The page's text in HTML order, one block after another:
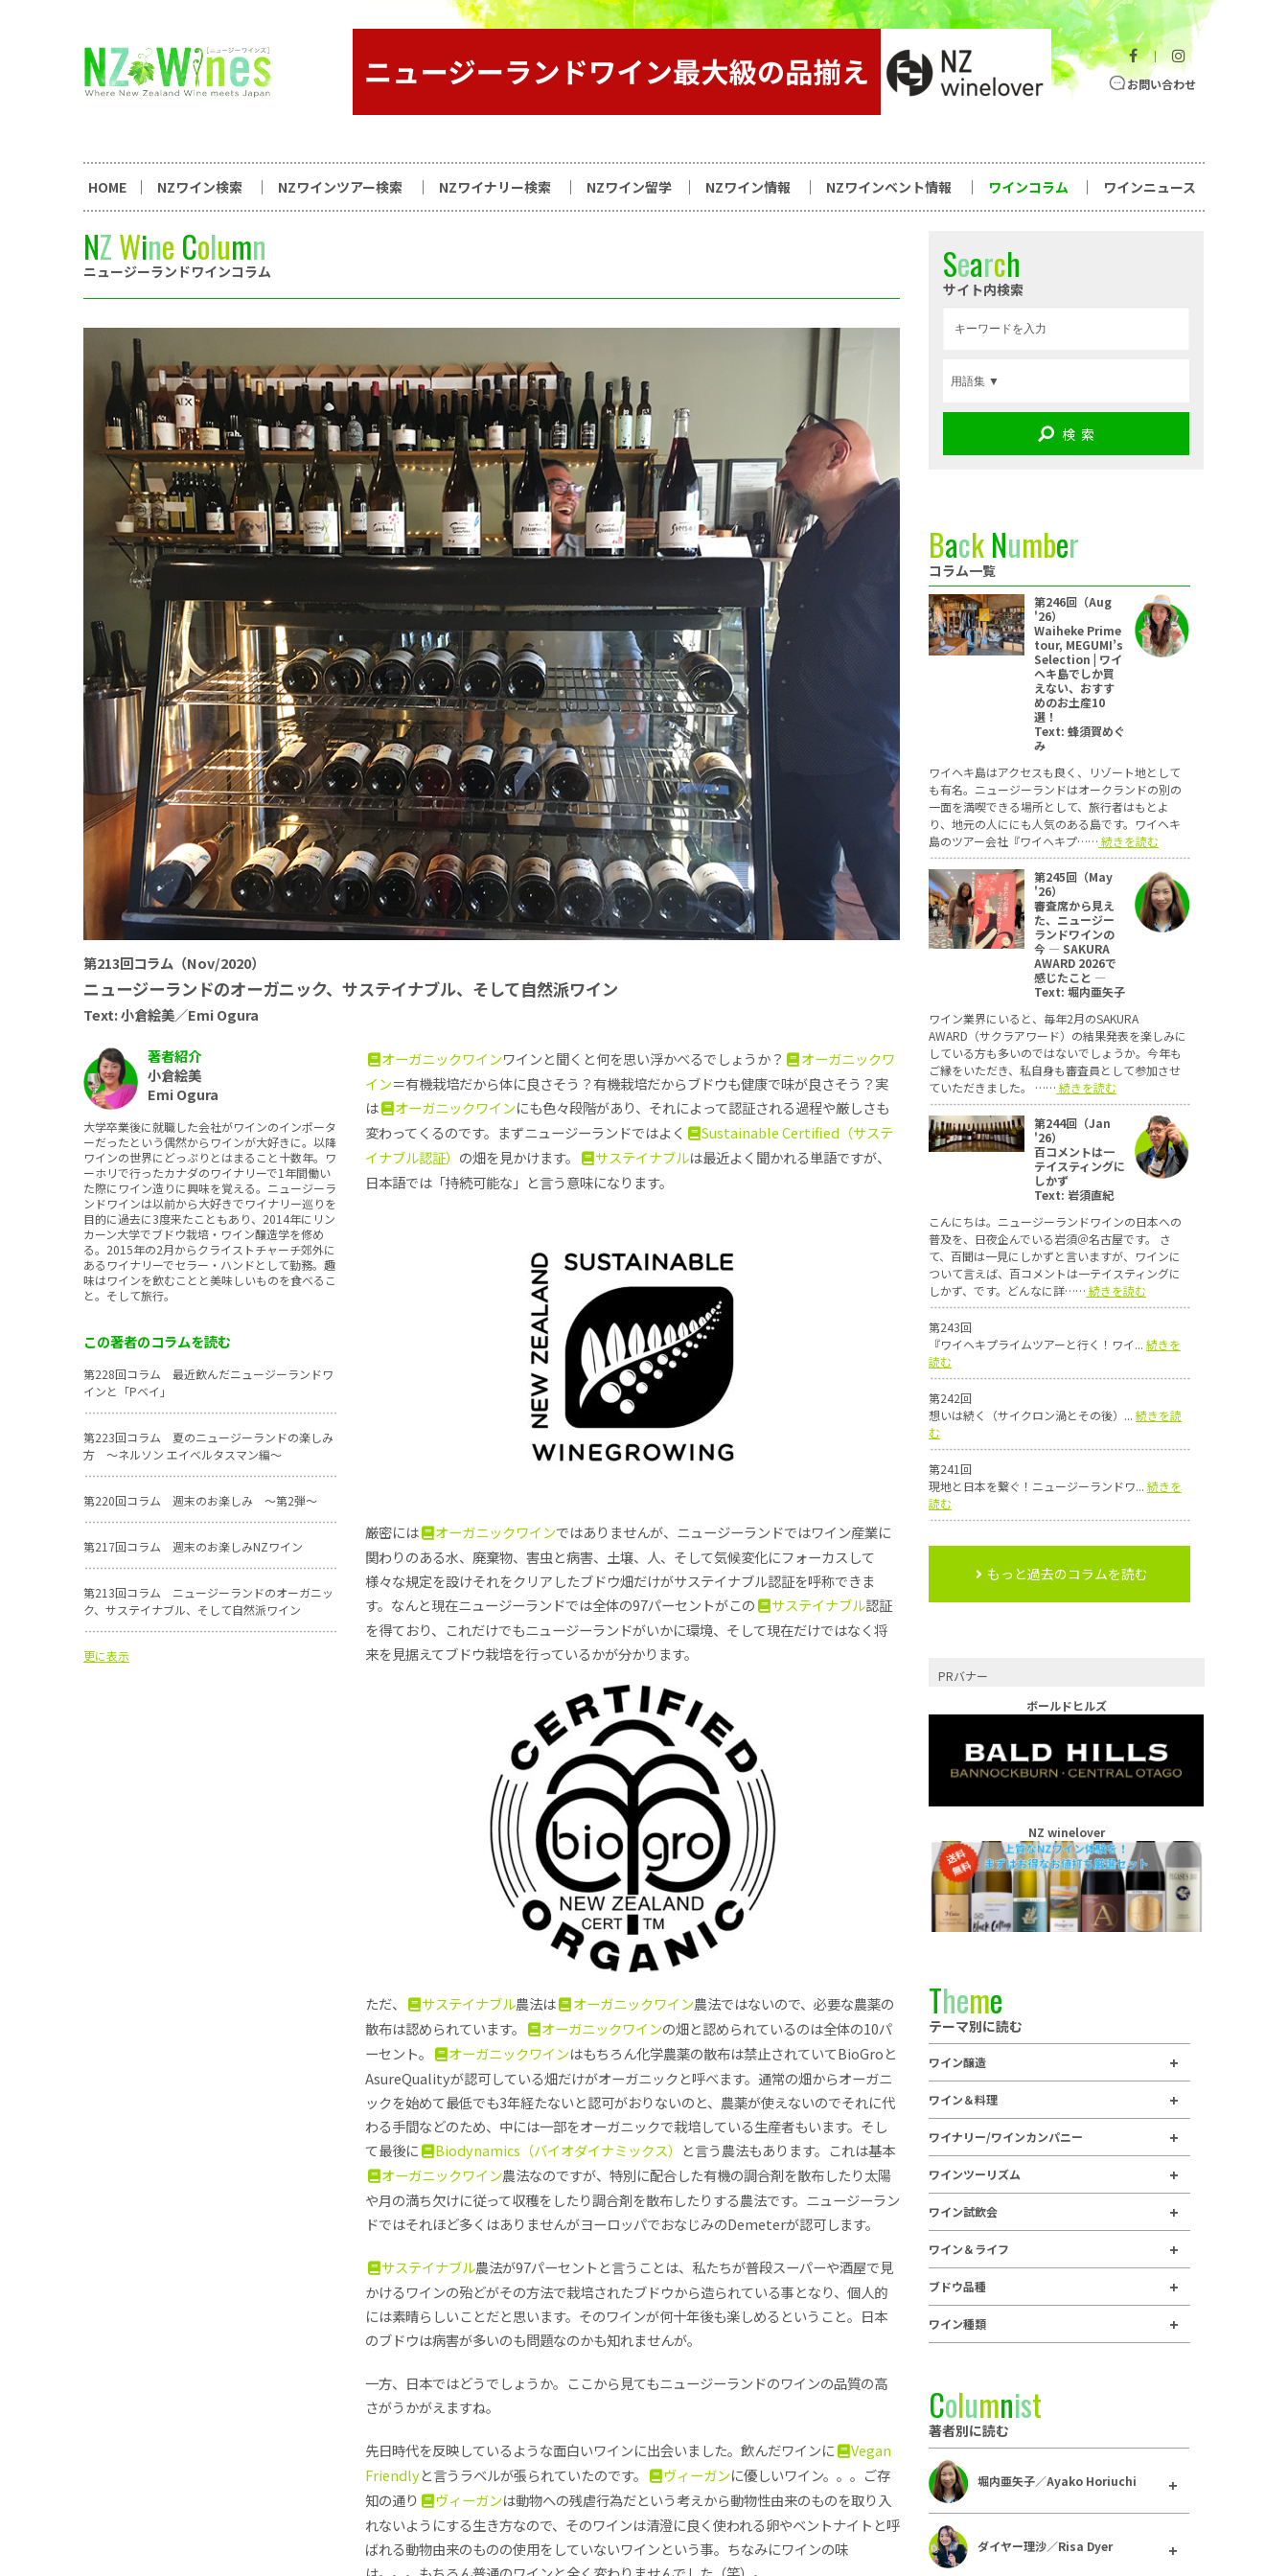
ニュージーランドワイン総合サイト
｜
お問い合わせ
HOME NZワイン検索 NZワインツアー検索 NZワイナリー検索 NZワイン留学 NZワイン情報 NZワインベント情報 ワインコラム ワインニュース
NZWine Column
ニュージーランドワインコラム
第213回コラム（Nov/2020）
ニュージーランドのオーガニック、サステイナブル、そして自然派ワイン
Text: 小倉絵美／Emi Ogura
著者紹介
小倉絵美
Emi Ogura
大学卒業後に就職した会社がワインのインポータ
ーだったという偶然からワインが大好きに。以降
ワインの世界にどっぷりとはまること十数年。ワ
ーホリで行ったカナダのワイナリーで1年間働い
た際にワイン造りに興味を覚える。ニュージーラ
ンドワインは以前から大好きでワイナリー巡りを
目的に過去に3度来たこともあり、2014年にリン
カーン大学でブドウ栽培・ワイン醸造学を修め
る。2015年の2月からクライストチャーチ郊外に
あるワイナリーでセラー・ハンドとして勤務。趣
味はワインを飲むことと美味しいものを食べるこ
と。そして旅行。
この著者のコラムを読む
第228回コラム 最近飲んだニュージーランドワ
インと「Pベイ」
第223回コラム 夏のニュージーランドの楽しみ
方 ～ネルソン エイベルタスマン編～
第220回コラム 週末のお楽しみ ～第2弾～
第217回コラム 週末のお楽しみNZワイン
第213回コラム ニュージーランドのオーガニッ
ク、サステイナブル、そして自然派ワイン
更に表示
オーガニックワインワインと聞くと何を思い浮かべるでしょうか？
オーガニックワ
イン＝有機栽培だから体に良さそう？有機栽培だからブドウも健康で味が良さそう？実
は
オーガニックワインにも色々段階があり、それによって認証される過程や厳しさも
変わってくるのです。まずニュージーランドではよく
Sustainable Certified（サステ
イナブル認証） の畑を見かけます。 サステイナブルは最近よく聞かれる単語ですが、
日本語では「持続可能な」と言う意味になります。
厳密には オーガニックワインではありませんが、ニュージーランドではワイン産業に
関わりのある水、廃棄物、害虫と病害、土壌、人、そして気候変化にフォーカスして
様々な規定を設けそれをクリアしたブドウ畑だけがサステイナブル認証を呼称できま
す。なんと現在ニュージーランドでは全体の97パーセントがこの
サステイナブル認証
を得ており、これだけでもニュージーランドがいかに環境、そして現在だけではなく将
来を見据えてブドウ栽培を行っているかが分かります。
ただ、 サステイナブル農法は オーガニックワイン農法ではないので、必要な農薬の
散布は認められています。
オーガニックワインの畑と認められているのは全体の10パ
ーセント。
オーガニックワインはもちろん化学農薬の散布は禁止されていてBioGroと
AsureQualityが認可している畑だけがオーガニックと呼べます。通常の畑からオーガニ
ックを始めて最低でも3年経たないと認可がおりないのと、農薬が使えないのでそれに代
わる手間などのため、中には一部をオーガニックで栽培している生産者もいます。そし
て最後に
Biodynamics（バイオダイナミックス）
と言う農法もあります。これは基本
オーガニックワイン農法なのですが、特別に配合した有機の調合剤を散布したり太陽
や月の満ち欠けに従って収穫をしたり調合剤を散布したりする農法です。ニュージーラン
ドではそれほど多くはありませんがヨーロッパでおなじみのDemeterが認可します。
サステイナブル農法が97パーセントと言うことは、私たちが普段スーパーや酒屋で見
かけるワインの殆どがその方法で栽培されたブドウから造られている事となり、個人的
には素晴らしいことだと思います。そのワインが何十年後も楽しめるということ。日本
のブドウは病害が多いのも問題なのかも知れませんが。
一方、日本ではどうでしょうか。ここから見てもニュージーランドのワインの品質の高
さがうかがえますね。
先日時代を反映しているような面白いワインに出会いました。飲んだワインに
Vegan
Friendlyと言うラベルが張られていたのです。 ヴィーガンに優しいワイン。。。ご存
知の通り
ヴィーガンは動物への残虐行為だという考えから動物性由来のものを取り入
れないようにする生き方なので、そのワインは清澄に良く使われる卵やベントナイトと呼
ばれる動物由来のものの使用をしていないワインという事。ちなみにワインの味
Search
サイト内検索
検 索
BackNumber
コラム一覧
第246回（Aug
'26）
Waiheke Prime
tour, MEGUMI’s
Selection | ワイ
ヘキ島でしか買
えない、おすす
めのお土産10
選！
Text: 蜂須賀めぐ
み
ワイヘキ島はアクセスも良く、リゾート地として
も有名。ニュージーランドはオークランドの別の
一面を満喫できる場所として、旅行者はもとよ
り、地元の人ににも人気のある島です。ワイヘキ
島のツアー会社『ワイヘキプ…… 続きを読む
第245回（May
'26）
審査席から見え
た、ニュージー
ランドワインの
今 ― SAKURA
AWARD 2026で
感じたこと ―
Text: 堀内亜矢子
ワイン業界にいると、毎年2月のSAKURA
AWARD（サクラアワード）の結果発表を楽しみに
している方も多いのではないでしょうか。今年も
ご縁をいただき、私自身も審査員として参加させ
ていただきました。 …… 続きを読む
第244回（Jan
'26）
百コメントは一
テイスティングに
しかず
Text: 岩須直紀
こんにちは。ニュージーランドワインの日本への
普及を、日夜企んでいる岩須＠名古屋です。 さ
て、百聞は一見にしかずと言いますが、ワインに
ついて言えば、百コメントは一テイスティングに
しかず、です。どんなに詳…… 続きを読む
第243回
『ワイヘキプライムツアーと行く！ワイ... 続きを
読む
第242回
想いは続く（サイクロン渦とその後）... 続きを読
む
第241回
現地と日本を繋ぐ！ニュージーランドワ... 続きを
読む
もっと過去のコラムを読む
PRバナー
ボールドヒルズ
NZ winelover
Theme
テーマ別に読む
ワイン醸造
ワイン＆料理
ワイナリー/ワインカンパニー
ワインツーリズム
ワイン試飲会
ワイン＆ライフ
ブドウ品種
ワイン種類
Columnist
著者別に読む
堀内亜矢子／Ayako Horiuchi
ダイヤー理沙／Risa Dyer